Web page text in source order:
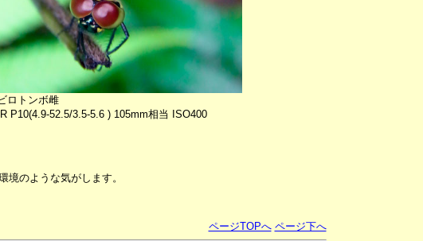
ロトンボ雌
P10(4.9-52.5/3.5-5.6 ) 105mm相当 ISO400
のような気がします。
ページTOPへ ページ下へ